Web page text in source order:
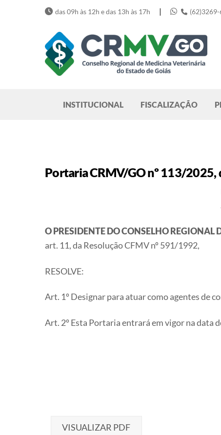
das 09h às 12h e das 13h às 17h |
INSTITUCIONAL FISCALIZAÇÃO
Portaria CRMV/GO nº 113/
O PRESIDENTE DO CONSELHO
art. 11, da Resolução CFMV nº 591/1992,
RESOLVE:
Art. 1º Designar para atuar como agentes de
Art. 2º Esta Portaria entrará em vigor na data
VISUALIZAR PDF